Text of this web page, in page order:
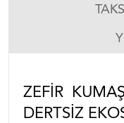
ZEFIR
DERTSIZ